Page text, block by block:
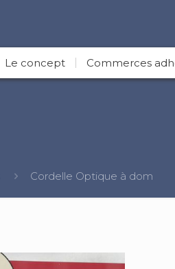
Le concept Commerces
Cordelle Optique à dom